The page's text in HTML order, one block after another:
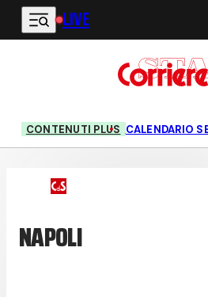
Vai al contenuto principale
LIVE
CONTENUTI PLUS CALENDARIO
NAPOLI